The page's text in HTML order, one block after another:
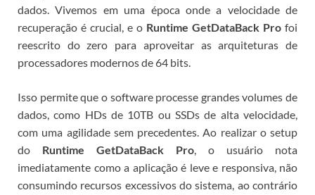
dados.Vivemos em uma época onde a velocidade de
recuperação é crucial, e o Runtime GetDataBack Pro foi
reescrito do zero para aproveitar as arquiteturas de
processadores modernos de 64 bits.
Isso permite que o software processe grandes volumes de
dados, como HDs de 10TB ou SSDs de alta velocidade,
com uma agilidade sem precedentes. Ao realizar o setup
do Runtime GetDataBack Pro, o usuário nota
imediatamente como a aplicação é leve e responsiva, não
consumindo recursos excessivos do sistema, ao contrário